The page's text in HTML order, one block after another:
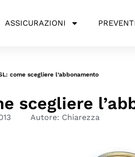
ASSICURAZIONI
come scegliere l’abbonamento
scegliere
Autore: Chiarezza